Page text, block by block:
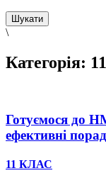
\
Категорія:
Готуємося до
ефективні
11 КЛАС